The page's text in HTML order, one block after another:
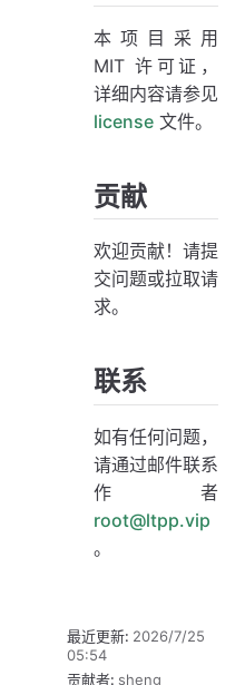
本项目采用
MIT 许可证，
详细内容请参见
license 文件。
贡献
欢迎贡献！请提
交问题或拉取请
求。
联系
如有任何问题，
请通过邮件联系
作者
root@ltpp.vip
。
最近更新: 2026/7/25
05:54
贡献者: sheng